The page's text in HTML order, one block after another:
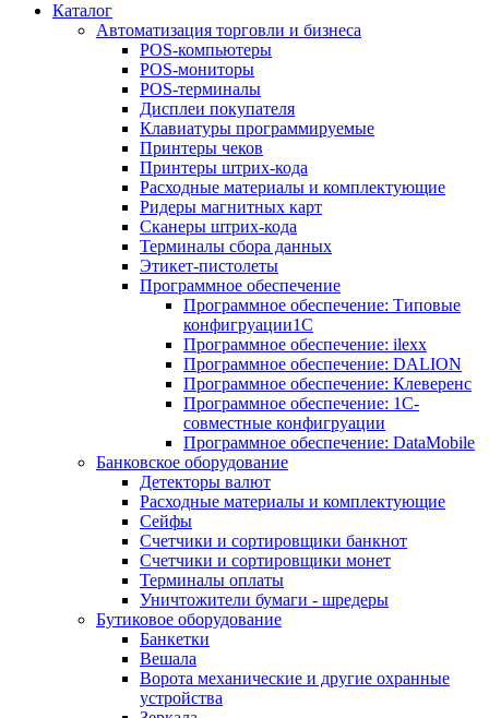
Каталог
Автоматизация торговли и бизнеса
POS-компьютеры
POS-мониторы
POS-терминалы
Дисплеи покупателя
Клавиатуры программируемые
Принтеры чеков
Принтеры штрих-кода
Расходные материалы и комплектующие
Ридеры магнитных карт
Сканеры штрих-кода
Терминалы сбора данных
Этикет-пистолеты
Программное обеспечение
Программное обеспечение: Типовые
конфигруации1С
Программное обеспечение: ilexx
Программное обеспечение: DALION
Программное обеспечение: Клеверенс
Программное обеспечение: 1С-
совместные конфигруации
Программное обеспечение: DataMobile
Банковское оборудование
Детекторы валют
Расходные материалы и комплектующие
Сейфы
Счетчики и сортировщики банкнот
Счетчики и сортировщики монет
Терминалы оплаты
Уничтожители бумаги - шредеры
Бутиковое оборудование
Банкетки
Вешала
Ворота механические и другие охранные
устройства